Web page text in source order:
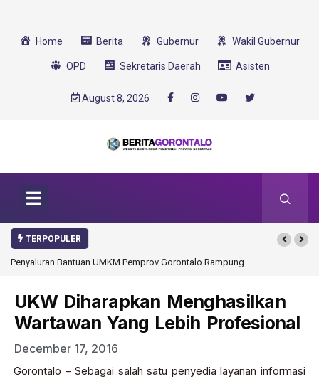
Home Berita Gubernur Wakil Gubernur
OPD Sekretaris Daerah Asisten
August 8, 2026
TERPOPULER
Penyaluran Bantuan UMKM Pemprov Gorontalo Rampung
UKW Diharapkan Menghasilkan
Wartawan Yang Lebih Profesional
December 17, 2016
Gorontalo – Sebagai salah satu penyedia layanan informasi